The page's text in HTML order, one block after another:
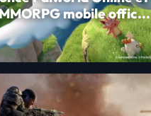
mobile offic...